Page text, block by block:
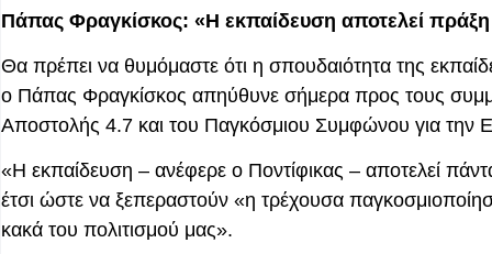
Πάπας Φραγκίσκος: «Η εκπαίδευση αποτελεί
Θα πρέπει να θυμόμαστε ότι η σπουδαιότητα της
ο Πάπας Φραγκίσκος απηύθυνε σήμερα προς τους
Αποστολής 4.7 και του Παγκόσμιου Συμφώνου για την
«Η εκπαίδευση – ανέφερε ο Ποντίφικας – αποτελεί
έτσι ώστε να ξεπεραστούν «η τρέχουσα
κακά του πολιτισμού μας».